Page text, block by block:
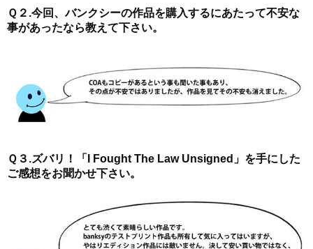
Ｑ２.今回、バンクシーの作品を購入するにあたって不安な
事があったなら教えて下さい。
Ｑ３.ズバリ！「I Fought The Law Unsigned」を手にした
ご感想をお聞かせ下さい。